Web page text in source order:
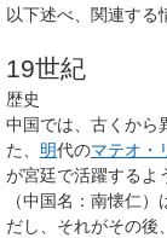
以下述べ、関連する
19世紀
歴史
中国では、古くから
た、 明代のマテオ・
が宮廷で活躍するよ
（中国名：南懐仁）
だし、それがその後